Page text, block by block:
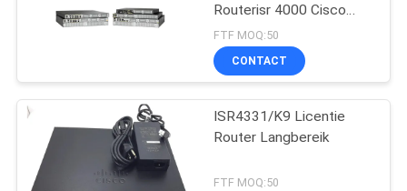
Routerisr 4000 Cisco
Router
FTF MOQ:50
CONTACT
ISR4331/K9 Licentie
Router Langbereik
FTF MOQ:50